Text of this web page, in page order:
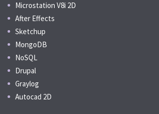
Microstation V8i 2D
After Effects
Sketchup
MongoDB
NoSQL
Drupal
Graylog
Autocad 2D